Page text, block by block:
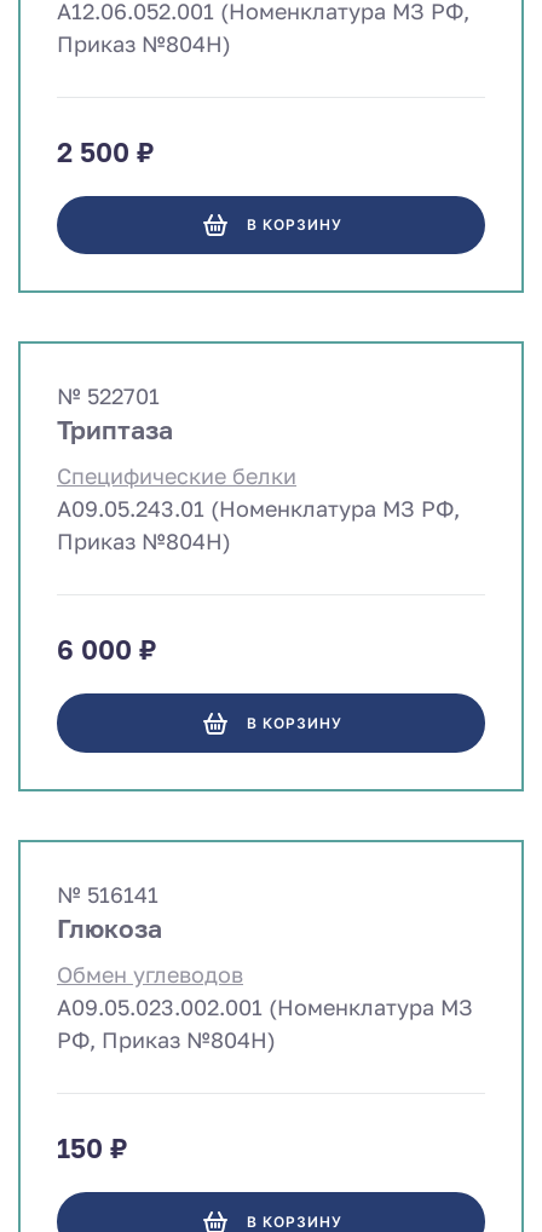
A12.06.052.001 (Номенклатура МЗ РФ,
Приказ №804Н)
2 500 ₽
В КОРЗИНУ
№ 522701
Триптаза
Специфические белки
A09.05.243.01 (Номенклатура МЗ РФ,
Приказ №804Н)
6 000 ₽
В КОРЗИНУ
№ 516141
Глюкоза
Обмен углеводов
A09.05.023.002.001 (Номенклатура МЗ
РФ, Приказ №804Н)
150 ₽
В КОРЗИНУ